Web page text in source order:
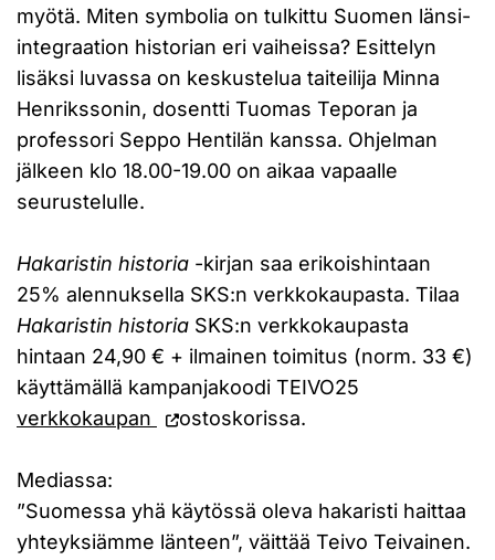
myötä. Miten symbolia on tulkittu Suomen länsi-
integraation historian eri vaiheissa? Esittelyn
lisäksi luvassa on keskustelua taiteilija Minna
Henrikssonin, dosentti Tuomas Teporan ja
professori Seppo Hentilän kanssa. Ohjelman
jälkeen klo 18.00-19.00 on aikaa vapaalle
seurustelulle.
Hakaristin historia -kirjan saa erikoishintaan
25% alennuksella SKS:n verkkokaupasta. Tilaa
Hakaristin historia SKS:n verkkokaupasta
hintaan 24,90 € + ilmainen toimitus (norm. 33 €)
käyttämällä kampanjakoodi TEIVO25
verkkokaupan
ostoskorissa.
Mediassa:
”Suomessa yhä käytössä oleva hakaristi haittaa
yhteyksiämme länteen”, väittää Teivo Teivainen.